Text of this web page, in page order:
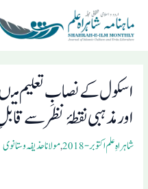
content
اسکول کے نصابِ تعلیم
اور مذہبی نقطۂ نظر سے
شاہراہِ علم اکتوبر- 2018 ,مولانا حذیفہ وستانوی
navigation